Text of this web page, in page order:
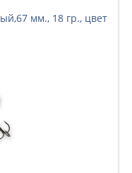
мм., 18 гр., цвет